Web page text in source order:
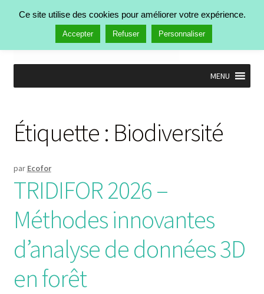
MENU
Manifestations
Publications
Contact
Étiquette : Biodiversité
par Ecofor
TRIDIFOR 2026 –
Méthodes innovantes
d’analyse de données 3D
en forêt
Ce site utilise des cookies pour améliorer votre expérience.
Accepter Refuser Personnaliser